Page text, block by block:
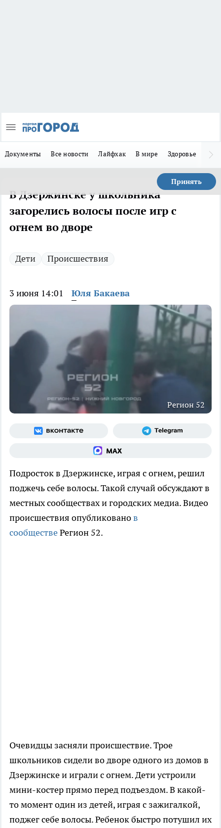
Документы Все новости Лайфхак В мире Здоровье
Принять
В Дзержинске у школьника
загорелись волосы после игр с
огнем во дворе
Дети Происшествия
3 июня 14:01 Юля Бакаева
Регион 52
Подросток в Дзержинске, играя с огнем, решил
поджечь себе волосы. Такой случай обсуждают в
местных сообществах и городских медиа. Видео
происшествия опубликованов
сообществеРегион 52.
Очевидцы засняли происшествие. Трое
школьников сидели во дворе одного из домов в
Дзержинске и играли с огнем. Дети устроили
мини-костер прямо перед подъездом. В какой-
то момент один из детей, играя с зажигалкой,
поджег себе волосы. Ребенок быстро потушил их